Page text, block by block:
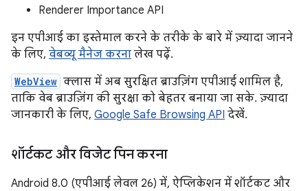
Renderer Importance API
इन एपीआई का इस्तेमाल करने के तरीके के बारे में ज़्यादा जानने
के लिए, वेबव्यू मैनेज करना लेख पढ़ें.
WebView क्लास में अब सुरक्षित ब्राउज़िंग एपीआई शामिल है,
ताकि वेब ब्राउज़िंग की सुरक्षा को बेहतर बनाया जा सके. ज़्यादा
जानकारी के लिए, Google Safe Browsing API देखें.
शॉर्टकट और विजेट पिन करना
Android 8.0 (एपीआई लेवल 26) में, ऐप्लिकेशन में शॉर्टकट और